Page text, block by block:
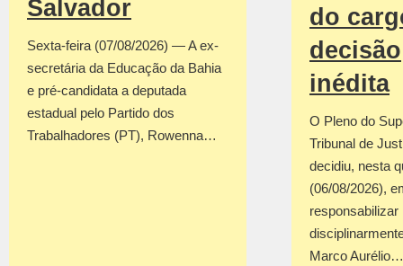
Salvador
Sexta-feira (07/08/2026) — A ex-
secretária da Educação da Bahia
e pré-candidata a deputada
estadual pelo Partido dos
Trabalhadores (PT), Rowenna…
do
decisão
inédita
O Pleno do
Tribunal de
decidiu, nesta
(06/08/2026),
responsabilizar
Marco Aurélio…